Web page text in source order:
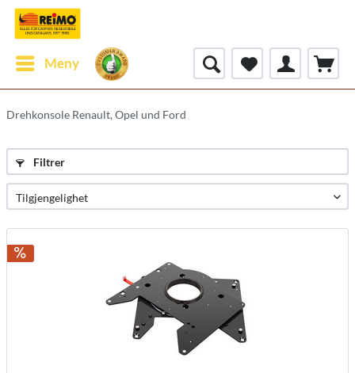
Meny
Drehkonsole Renault, Opel und Ford
Filtrer